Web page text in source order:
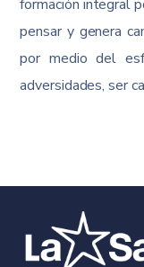
formación integral
pensar y genera
por medio del
adversidades, ser